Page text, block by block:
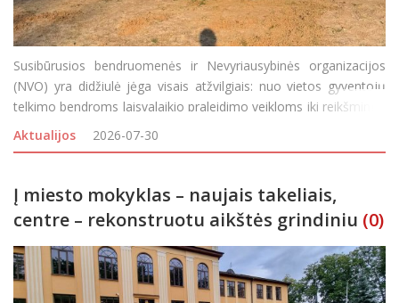
Susibūrusios bendruomenės ir Nevyriausybinės organizacijos
(NVO) yra didžiulė jėga visais atžvilgiais: nuo vietos gyventojų
telkimo bendroms laisvalaikio praleidimo veikloms iki reikšmingų
aplinkos gražinimo ar gerbūvio kūrimo projektų įgyvendinimo.
Visgi, bendruomeniškumui puoselėti n
Aktualijos 2026-07-30
Į miesto mokyklas – naujais takeliais,
centre – rekonstruotu aikštės grindiniu (0)